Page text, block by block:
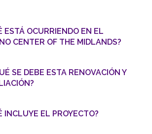
ESTÁ OCURRIENDO EN EL
CENTER OF THE MIDLANDS?
SE DEBE ESTA RENOVACIÓN Y
INCLUYE EL PROYECTO?